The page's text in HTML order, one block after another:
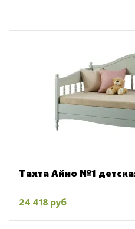
Тахта Айно №1
24 418 руб